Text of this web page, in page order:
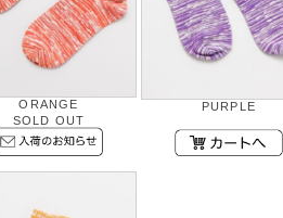
ORANGE
SOLD OUT
PURPLE